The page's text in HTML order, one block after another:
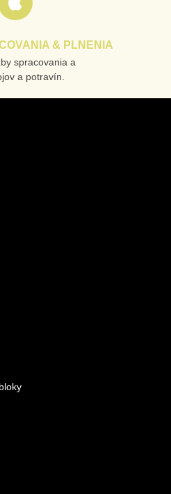
& PLNENIA
spracovania a
a potravín.